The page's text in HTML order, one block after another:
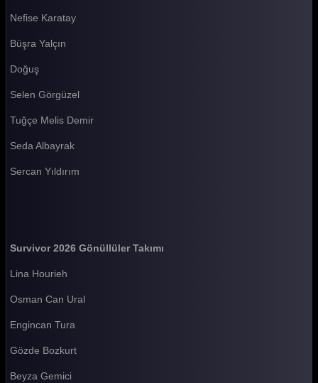
Survivor 2026 87. Bölüm
Survivor 2026 86. Bölüm
Survivor 2026 84. Bölüm
Survivor 2026 83. Bölüm
Survivor 2026 82. Bölüm
Survivor 2026 81. Bölüm
Survivor 2026 78. Bölüm
Survivor 2026 77. Bölüm
Survivor 2026 76. Bölüm
Survivor 2026 75. Bölüm
Survivor 2026 74. Bölüm
Survivor 2026 73. Bölüm
Nefise Karatay
Büşra Yalçın
Doğuş
Selen Görgüzel
Tuğçe Melis Demir
Seda Albayrak
Sercan Yıldırım
Survivor 2026 Gönüllüler Takımı
Lina Hourieh
Osman Can Ural
Engincan Tura
Gözde Bozkurt
Beyza Gemici